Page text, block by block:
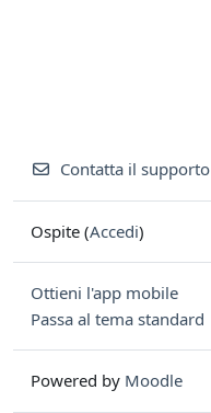
Contatta il supporto
Ospite (Accedi)
Ottieni l'app mobile
Passa al tema standard
Powered by Moodle